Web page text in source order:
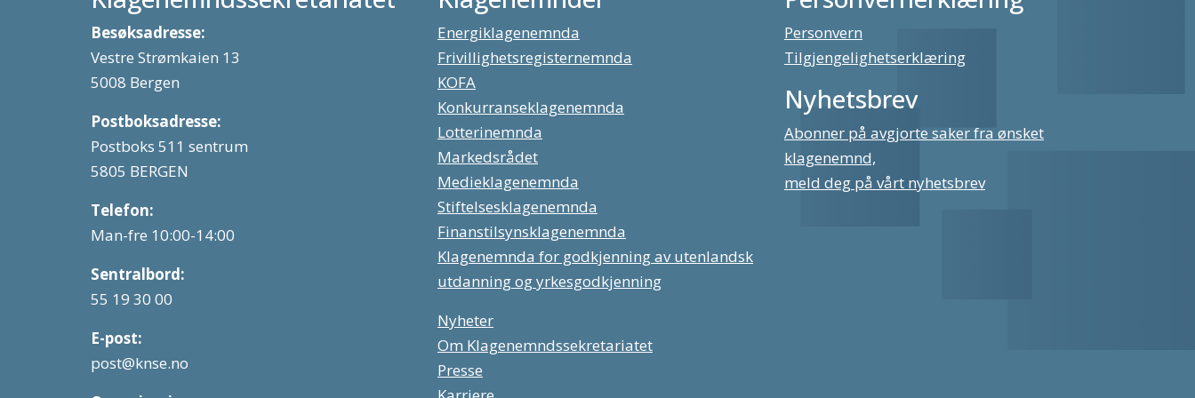
Besøksadresse:
Vestre Strømkaien 13
5008 Bergen
Postboksadresse:
Postboks 511 sentrum
5805 BERGEN
Telefon:
Man-fre 10:00-14:00
Sentralbord:
55 19 30 00
E-post:
post@knse.no
Energiklagenemnda
Frivillighetsregisternemnda
KOFA
Konkurranseklagenemnda
Lotterinemnda
Markedsrådet
Medieklagenemnda
Stiftelsesklagenemnda
Finanstilsynsklagenemnda
Klagenemnda for godkjenning av utenlandsk
utdanning og yrkesgodkjenning
Nyheter
Om Klagenemndssekretariatet
Presse
Personvern
Tilgjengelighetserklæring
Nyhetsbrev
Abonner på avgjorte saker fra ønsket
klagenemnd,
meld deg på vårt nyhetsbrev